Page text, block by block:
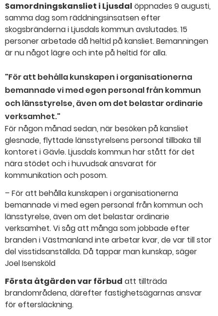
Samordningskansliet i Ljusdal öppnades 9 augusti,
samma dag som räddningsinsatsen efter
skogsbränderna i Ljusdals kommun avslutades. 15
personer arbetade då heltid på kansliet. Bemanningen
är nu något lägre och inte på heltid för alla.
"För att behålla kunskapen i organisationerna
bemannade vi med egen personal från kommun
och länsstyrelse, även om det belastar ordinarie
verksamhet."
För någon månad sedan, när besöken på kansliet
glesnade, flyttade länsstyrelsens personal tillbaka till
kontoret i Gävle. Ljusdals kommun har stått för det
nära stödet och i huvudsak ansvarat för
kommunikation och posom.
– För att behålla kunskapen i organisationerna
bemannade vi med egen personal från kommun och
länsstyrelse, även om det belastar ordinarie
verksamhet. Vi såg att många som jobbade efter
branden i Västmanland inte arbetar kvar, de var till stor
del visstidsanställda. Då tappar man kunskap, säger
Joel Isensköld
Första åtgärden var förbud att tillträda
brandområdena, därefter fastighetsägarnas ansvar
för eftersläckning.